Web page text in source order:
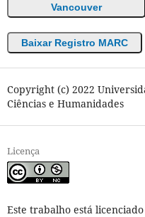
Vancouver
Baixar Registro MARC
Copyright (c) 2022
Ciências e Humanidades
Licença
Este trabalho está